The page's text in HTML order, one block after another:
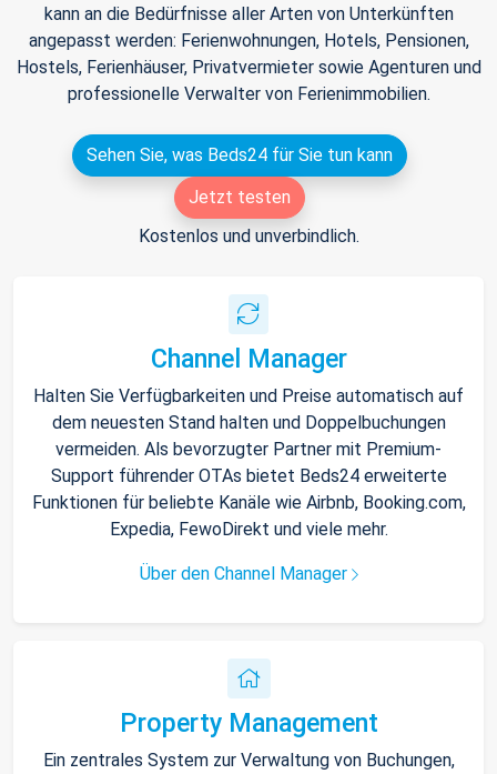
kann an die Bedürfnisse aller Arten von Unterkünften
angepasst werden: Ferienwohnungen, Hotels, Pensionen,
Hostels, Ferienhäuser, Privatvermieter sowie Agenturen und
professionelle Verwalter von Ferienimmobilien.
Sehen Sie, was Beds24 für Sie tun kann
Jetzt testen
Kostenlos und unverbindlich.
Channel Manager
Halten Sie Verfügbarkeiten und Preise automatisch auf
dem neuesten Stand halten und Doppelbuchungen
vermeiden. Als bevorzugter Partner mit Premium-
Support führender OTAs bietet Beds24 erweiterte
Funktionen für beliebte Kanäle wie Airbnb, Booking.com,
Expedia, FewoDirekt und viele mehr.
Über den Channel Manager
Property Management
Ein zentrales System zur Verwaltung von Buchungen,